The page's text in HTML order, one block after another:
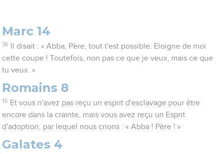
Marc 14
36
Il disait : « Abba, Père, tout t'est possible. Eloigne de moi
cette coupe ! Toutefois, non pas ce que je veux, mais ce que
tu veux. »
Romains 8
15 Et vous n'avez pas reçu un esprit d'esclavage pour être
encore dans la crainte, mais vous avez reçu un Esprit
d'adoption, par lequel nous crions : « Abba ! Père ! »
Galates 4